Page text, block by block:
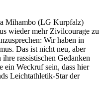
Mihambo (LG Kurpfalz)
wieder mehr Zivilcourage zu
Wir haben in
Das ist nicht neu, aber
rassistischen Gedanken
ein Weckruf sein, dass hier
Leichtathletik-Star der